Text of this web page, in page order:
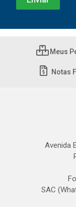
Meus
Notas
Avenida
SAC